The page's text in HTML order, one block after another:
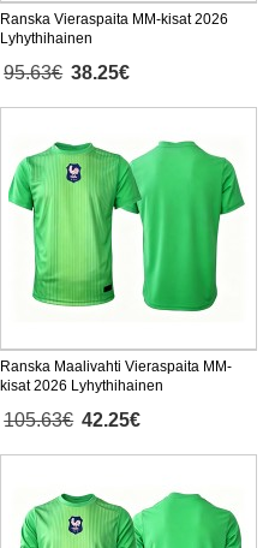
Ranska Vieraspaita MM-kisat 2026
Lyhythihainen
95.63€ 38.25€
Ranska Maalivahti Vieraspaita MM-
kisat 2026 Lyhythihainen
105.63€ 42.25€